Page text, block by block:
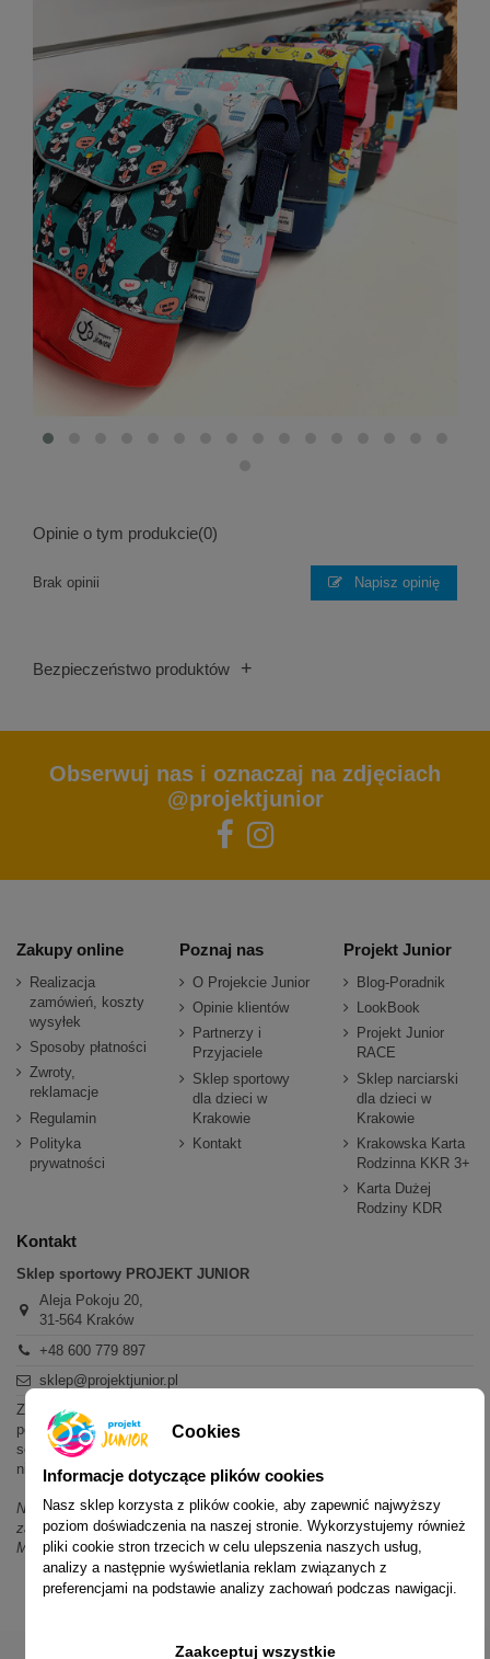
Opinie o tym produkcie(0)
Brak opinii Napisz opinię
Bezpieczeństwo produktów +
Obserwuj nas i oznaczaj na zdjęciach
@projektjunior
Zakupy online
Realizacja
zamówień, koszty
wysyłek
Sposoby płatności
Zwroty,
reklamacje
Regulamin
Polityka
prywatności
Poznaj nas
O Projekcie Junior
Opinie klientów
Partnerzy i
Przyjaciele
Sklep sportowy
dla dzieci w
Krakowie
Kontakt
Projekt Junior
Blog-Poradnik
LookBook
Projekt Junior
RACE
Sklep narciarski
dla dzieci w
Krakowie
Krakowska Karta
Rodzinna KKR 3+
Karta Dużej
Rodziny KDR
Kontakt
Sklep sportowy PROJEKT JUNIOR
Aleja Pokoju 20,
31-564 Kraków
+48 600 779 897
sklep@projektjunior.pl
Zapraszamy do sklepu stacjonarnego:
poniedziałek - piątek: 11.00-19.00
sobota: 10.00-14.00
niedziela (każda): nieczynne
Nie odpowiadamy na wiadomości SMS. W sprawach dotyczących
zamówień i oferty prosimy o kontakt mailowy, telefoniczny lub przez
Messenger.
Cookies
Informacje dotyczące plików cookies
Nasz sklep korzysta z plików cookie, aby zapewnić najwyższy
poziom doświadczenia na naszej stronie. Wykorzystujemy również
pliki cookie stron trzecich w celu ulepszenia naszych usług,
analizy a następnie wyświetlania reklam związanych z
preferencjami na podstawie analizy zachowań podczas nawigacji.
Zaakceptuj wszystkie